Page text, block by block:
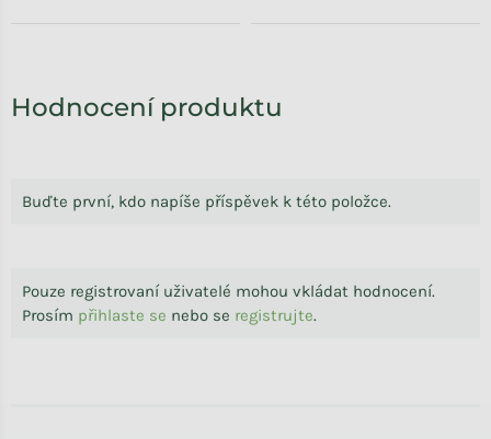
Hodnocení produktu
Buďte první, kdo napíše příspěvek k této položce.
Pouze registrovaní uživatelé mohou vkládat hodnocení.
Prosím přihlaste se nebo se registrujte.